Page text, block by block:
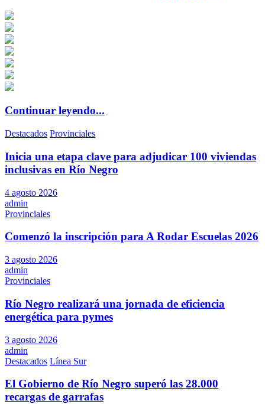
Continuar leyendo...
Destacados Provinciales
Inicia una etapa clave para adjudicar 100 viviendas
inclusivas en Río Negro
4 agosto 2026
admin
Provinciales
Comenzó la inscripción para A Rodar Escuelas 2026
3 agosto 2026
admin
Provinciales
Río Negro realizará una jornada de eficiencia
energética para pymes
3 agosto 2026
admin
Destacados Línea Sur
El Gobierno de Río Negro superó las 28.000
recargas de garrafas